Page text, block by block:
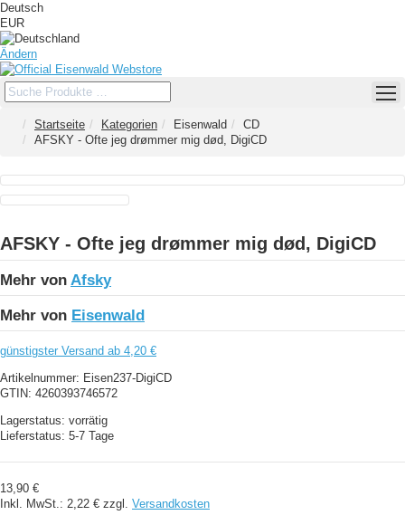
Deutsch
EUR
Ändern
Startseite Kategorien Eisenwald
CD
AFSKY - Ofte jeg drømmer mig død, DigiCD
AFSKY - Ofte jeg drømmer mig død, DigiCD
Mehr von Afsky
Mehr von Eisenwald
günstigster Versand ab 4,20 €
Artikelnummer: Eisen237-DigiCD
GTIN: 4260393746572
Lagerstatus: vorrätig
Lieferstatus: 5-7 Tage
13,90 €
Inkl. MwSt.: 2,22 € zzgl. Versandkosten